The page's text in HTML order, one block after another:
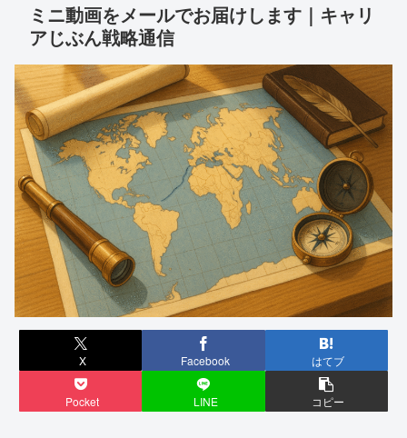
ミニ動画をメールでお届けします｜キャリ
アじぶん戦略通信
X Facebook はてブ
Pocket LINE コピー